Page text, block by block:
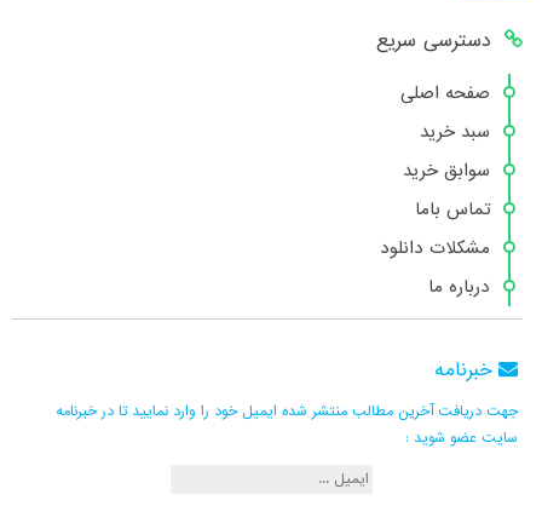
دسترسی سریع
صفحه اصلی
سبد خرید
سوابق خرید
تماس باما
مشکلات دانلود
درباره ما
خبرنامه
جهت دریافت آخرین مطالب منتشر شده ایمیل خود را وارد نمایید تا در خبرنامه
سایت عضو شوید :